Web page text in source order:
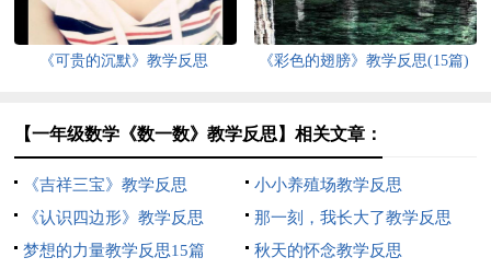
《可贵的沉默》教学反思 《彩色的翅膀》教学反思(15篇)
【一年级数学《数一数》教学反思】相关文章：
《吉祥三宝》教学反思
小小养殖场教学反思
《认识四边形》教学反思
那一刻，我长大了教学反思
梦想的力量教学反思15篇
秋天的怀念教学反思